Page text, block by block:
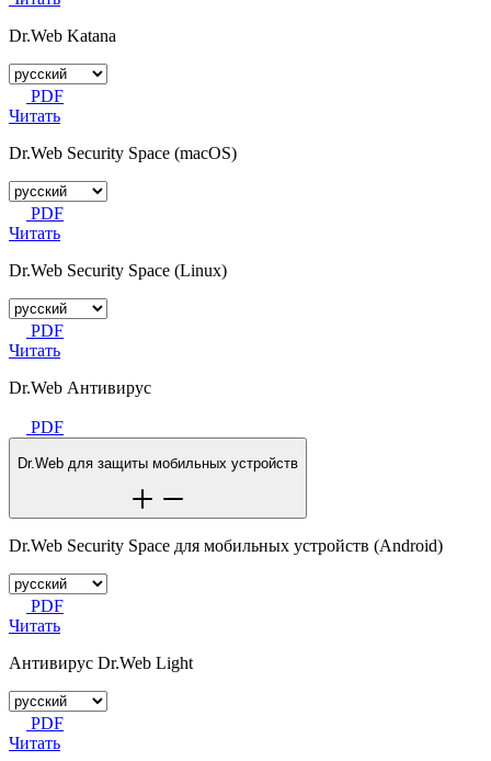
Dr.Web Katana
PDF
Читать
Dr.Web Security Space (macOS)
PDF
Читать
Dr.Web Security Space (Linux)
PDF
Читать
Dr.Web Антивирус
PDF
Dr.Web для защиты мобильных устройств
Dr.Web Security Space для мобильных устройств (Android)
PDF
Читать
Антивирус Dr.Web Light
PDF
Читать